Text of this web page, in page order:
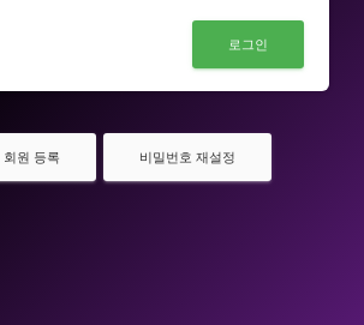
로그인
회원 등록 비밀번호 재설정